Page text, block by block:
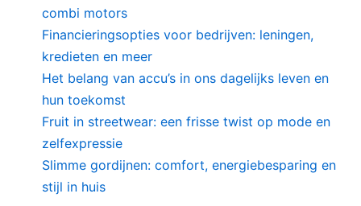
combi motors
Financieringsopties voor bedrijven: leningen,
kredieten en meer
Het belang van accu’s in ons dagelijks leven en
hun toekomst
Fruit in streetwear: een frisse twist op mode en
zelfexpressie
Slimme gordijnen: comfort, energiebesparing en
stijl in huis